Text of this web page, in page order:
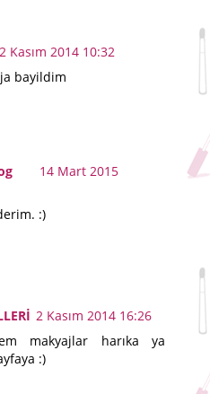
2 Kasım 2014 10:32
bayildim
14 Mart 2015
:)
2 Kasım 2014 16:26
makyajlar harıka ya
:)